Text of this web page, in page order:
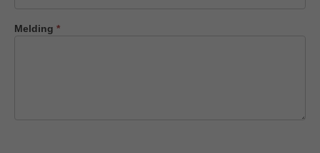
Melding *